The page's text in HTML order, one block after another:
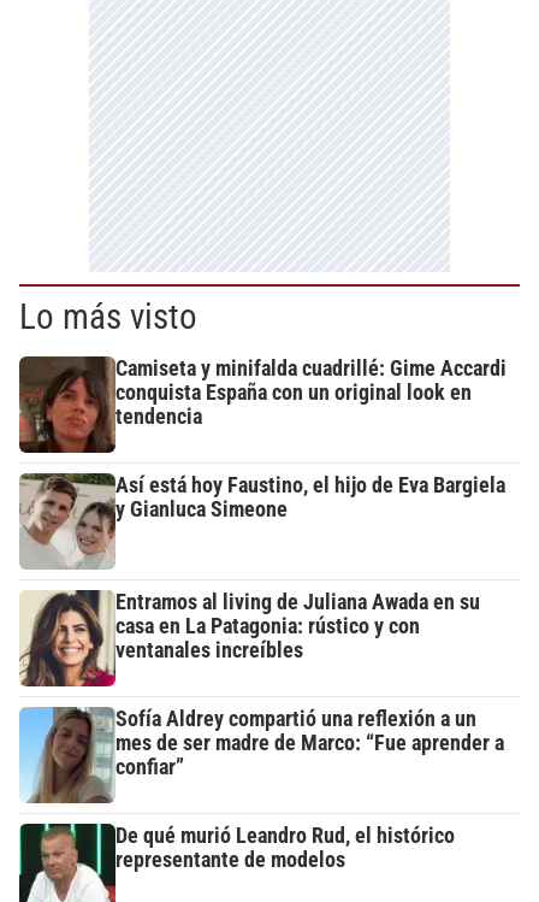
Lo más visto
Camiseta y minifalda cuadrillé: Gime Accardi
conquista España con un original look en
tendencia
Así está hoy Faustino, el hijo de Eva Bargiela
y Gianluca Simeone
Entramos al living de Juliana Awada en su
casa en La Patagonia: rústico y con
ventanales increíbles
Sofía Aldrey compartió una reflexión a un
mes de ser madre de Marco: “Fue aprender a
confiar”
De qué murió Leandro Rud, el histórico
representante de modelos